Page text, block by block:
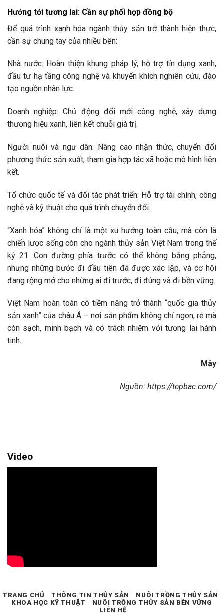
Hướng tới tương lai: Cần sự phối hợp đồng bộ
Để quá trình xanh hóa ngành thủy sản trở thành hiện thực,
cần sự chung tay của nhiều bên:
Nhà nước: Hoàn thiện khung pháp lý, hỗ trợ tín dụng xanh,
đầu tư hạ tầng công nghệ và khuyến khích nghiên cứu, đào
tạo nguồn nhân lực.
Doanh nghiệp: Chủ động đổi mới công nghệ, xây dựng
thương hiệu xanh, liên kết chuỗi giá trị.
Người nuôi và ngư dân: Nâng cao nhận thức, chuyển đổi
phương thức sản xuất, tham gia hợp tác xã hoặc mô hình liên
kết.
Tổ chức quốc tế và đối tác phát triển: Hỗ trợ tài chính, công
nghệ và kỹ thuật cho quá trình chuyển đổi.
“Xanh hóa” không chỉ là một xu hướng toàn cầu, mà còn là
chiến lược sống còn cho ngành thủy sản Việt Nam trong thế
kỷ 21. Con đường phía trước có thể không bằng phẳng,
nhưng những bước đi đầu tiên đã được xác lập, và cơ hội
đang rộng mở cho những ai đi trước, đi đúng và đi bền vững.
Việt Nam hoàn toàn có tiềm năng trở thành “quốc gia thủy
sản xanh” của châu Á – nơi sản phẩm không chỉ ngon, rẻ mà
còn sạch, minh bạch và có trách nhiệm với tương lai hành
tinh.
Mây
Nguồn: https://tepbac.com/
Video
TRANG CHỦ THÔNG TIN THỦY SẢN
NUÔI TRỒNG THỦY SẢN
KHOA HỌC KỸ THUẬT
NUÔI TRỒNG THỦY SẢN BỀN VỮNG
LIÊN HỆ